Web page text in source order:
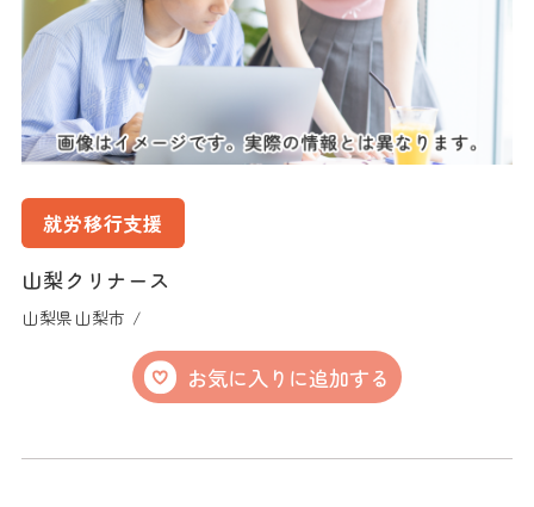
就労移行支援
山梨クリナース
山梨県山梨市 /
お気に入りに追加する